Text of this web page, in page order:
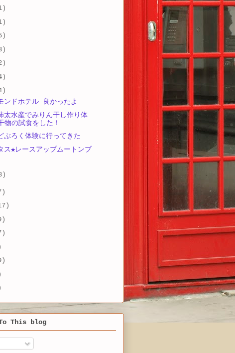
ンドホテル 良かったよ
太水産でみりん干し作り体
物の試食をした！
ぶろく体験に行ってきた
ス★レースアップムートンブ
This blog